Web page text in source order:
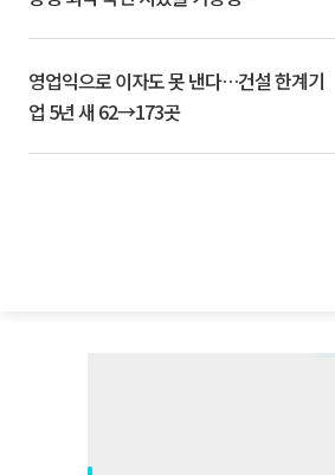
영업익으로 이자도 못 낸다…건설 한계기
업 5년 새 62→173곳